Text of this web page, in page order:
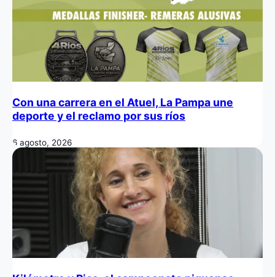
Con una carrera en el Atuel, La Pampa une
deporte y el reclamo por sus ríos
6 agosto, 2026